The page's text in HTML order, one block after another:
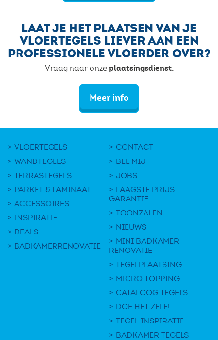
LAAT JE HET PLAATSEN VAN JE
VLOERTEGELS LIEVER AAN EEN
PROFESSIONELE VLOERDER OVER?
Vraag naar onze plaatsingsdienst.
Meer info
VLOERTEGELS
WANDTEGELS
TERRASTEGELS
PARKET & LAMINAAT
ACCESSOIRES
INSPIRATIE
DEALS
BADKAMERRENOVATIE
CONTACT
BEL MIJ
JOBS
LAAGSTE PRIJS
GARANTIE
TOONZALEN
NIEUWS
MINI BADKAMER
RENOVATIE
TEGELPLAATSING
MICRO TOPPING
CATALOOG TEGELS
DOE HET ZELF!
TEGEL INSPIRATIE
BADKAMER TEGELS